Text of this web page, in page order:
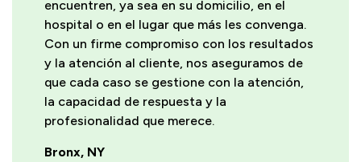
encuentren, ya sea en su domicilio, en el
hospital o en el lugar que más les convenga.
Con un firme compromiso con los resultados
y la atención al cliente, nos aseguramos de
que cada caso se gestione con la atención,
la capacidad de respuesta y la
profesionalidad que merece.
Bronx, NY